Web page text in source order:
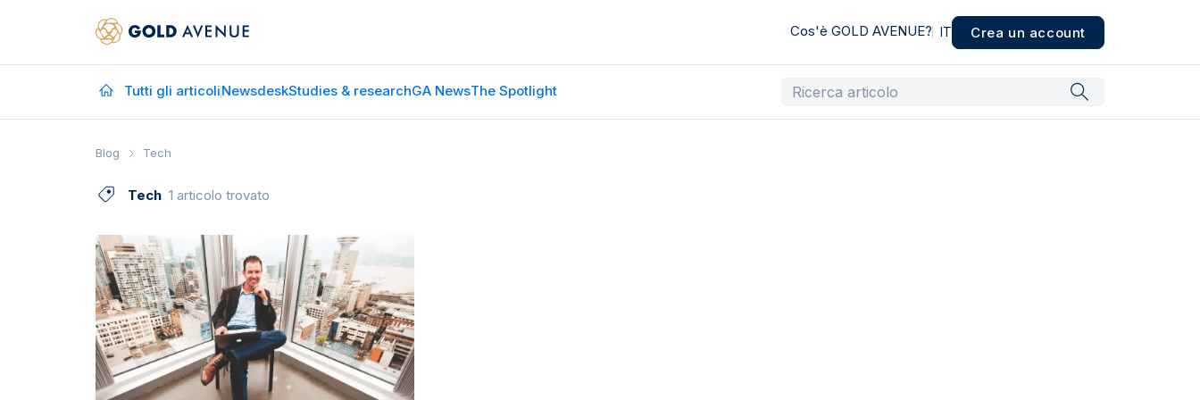
Cos'è GOLD AVENUE? IT Crea un account
Tutti gli articoliNewsdeskStudies & researchGA NewsThe Spotlight
Blog Tech
Tech 1 articolo trovato